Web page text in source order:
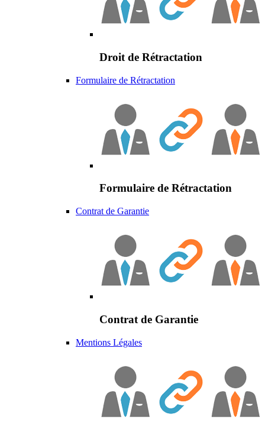
Droit de Rétractation
Formulaire de Rétractation
Formulaire de Rétractation
Contrat de Garantie
Contrat de Garantie
Mentions Légales